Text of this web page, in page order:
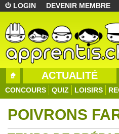
LOGIN DEVENIR MEMBRE
ACTUALITÉ
CONCOURS QUIZ LOISIRS
POIVRONS